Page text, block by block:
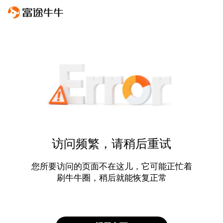
访问频繁，请稍后重试
您所要访问的页面不在这儿，它可能正忙着
刷牛牛圈，稍后就能恢复正常